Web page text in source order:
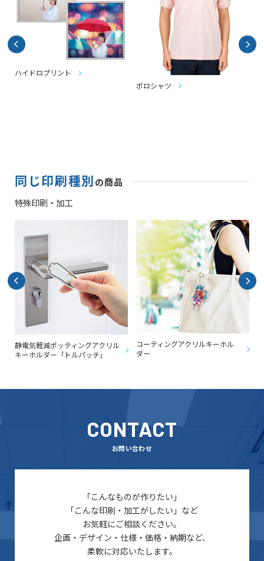
ハイドロプリント
ポロシャツ
同じ印刷種別の商品
特殊印刷・加工
静電気軽減ポッティングアクリル
キーホルダー「トルパッチ」
コーティングアクリルキーホル
ダー
CONTACT
お問い合わせ
「こんなものが作りたい」
「こんな印刷・加工がしたい」など
お気軽にご相談ください。
企画・デザイン・仕様・価格・納期など、
柔軟に対応いたします。